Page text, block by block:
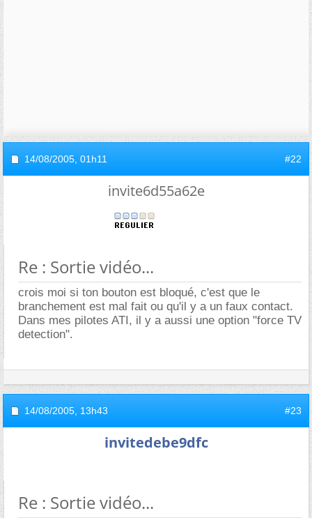
14/08/2005, 01h11 #22
invite6d55a62e
Re : Sortie vidéo...
crois moi si ton bouton est bloqué, c'est que le
branchement est mal fait ou qu'il y a un faux contact.
Dans mes pilotes ATI, il y a aussi une option "force TV
detection".
14/08/2005, 13h43 #23
invitedebe9dfc
Re : Sortie vidéo...